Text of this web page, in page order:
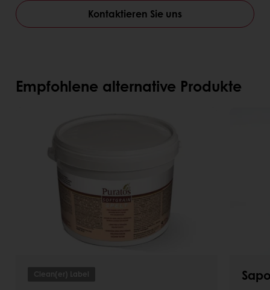
Kontaktieren Sie uns
Empfohlene alternative Produkte
Clean(er) Label